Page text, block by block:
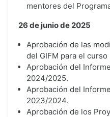
mentores del
26 de junio de 2025
Aprobación de las
del GIFM para el
Aprobación del
2024/2025.
Aprobación del
2023/2024.
Aprobación de los